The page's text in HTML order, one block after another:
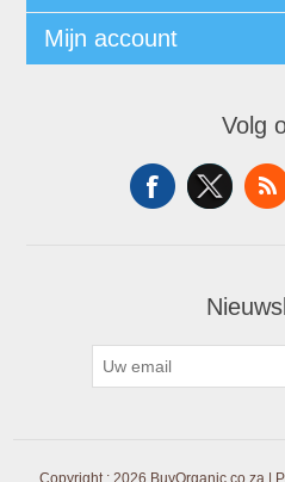
Mijn account
Volg
Copyright ; 2026 BuyOrganic.co.za |